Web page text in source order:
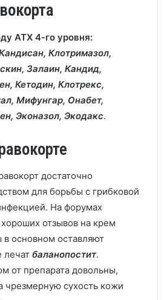
АТХ 4-го уровня:
Клотримазол,
Залаин, Кандид,
Кетодин, Клотрекс,
Мифунгар, Онабет,
Эконазол, Экодакс.
достаточно
для борьбы с грибковой
На форумах
отзывов на крем
в основном оставляют
лечат баланопостит.
от препарата довольны,
чрезмерную сухость кожи